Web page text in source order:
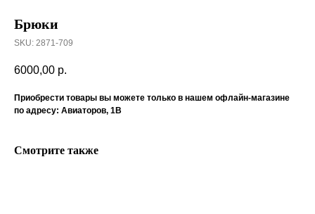
Брюки
SKU: 2871-709
6000,00 р.
Приобрести товары вы можете только в нашем офлайн-магазине
по адресу: Авиаторов, 1В
Смотрите также